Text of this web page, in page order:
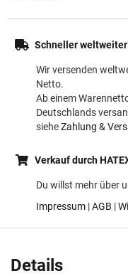
Schneller weltweiter
Wir versenden
Netto.
Ab einem
Deutschlands
sieheZahlung &
Verkauf durch
Du willst mehr über
Impressum |AGB |
Details